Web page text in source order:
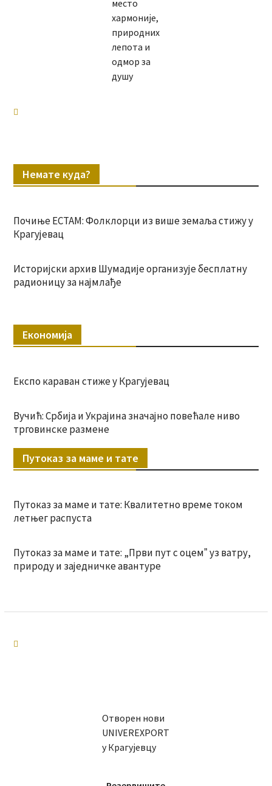
место
хармоније,
природних
лепота и
одмор за
душу
Немате куда?
Почиње ЕСТАМ: Фолклорци из више земаља стижу у
Крагујевац
Историјски архив Шумадије организује бесплатну
радионицу за најмлађе
Економија
Експо караван стиже у Крагујевац
Вучић: Србија и Украјина значајно повећале ниво
трговинске размене
Путоказ за маме и тате
Путоказ за маме и тате: Квалитетно време током
летњег распуста
Путоказ за маме и тате: „Први пут с оцемˮ уз ватру,
природу и заједничке авантуре
Отворен нови
UNIVEREXPORT
у Крагујевцу